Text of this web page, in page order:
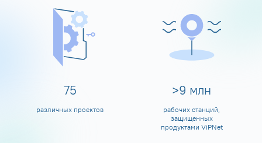
80
различных проектов
>10 млн
рабочих станций,
защищенных
продуктами ViPNet